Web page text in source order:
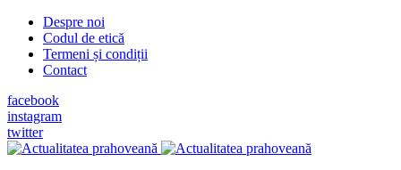
Despre noi
Codul de etică
Termeni și condiții
Contact
facebook
instagram
twitter